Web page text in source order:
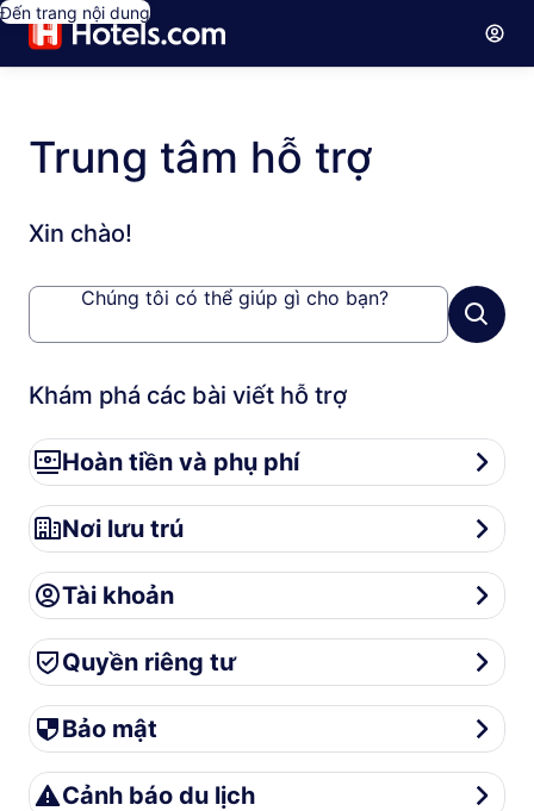
Đến trang nội dung
Trung tâm hỗ trợ
Xin chào!
Chúng tôi có thể giúp gì cho bạn?
Khám phá các bài viết hỗ trợ
Hoàn tiền và phụ phí
Hoàn tiền và phụ phí
Nơi lưu trú
Nơi lưu trú
Tài khoản
Tài khoản
Quyền riêng tư
Quyền riêng tư
Bảo mật
Bảo mật
Cảnh báo du lịch
Cảnh báo du lịch